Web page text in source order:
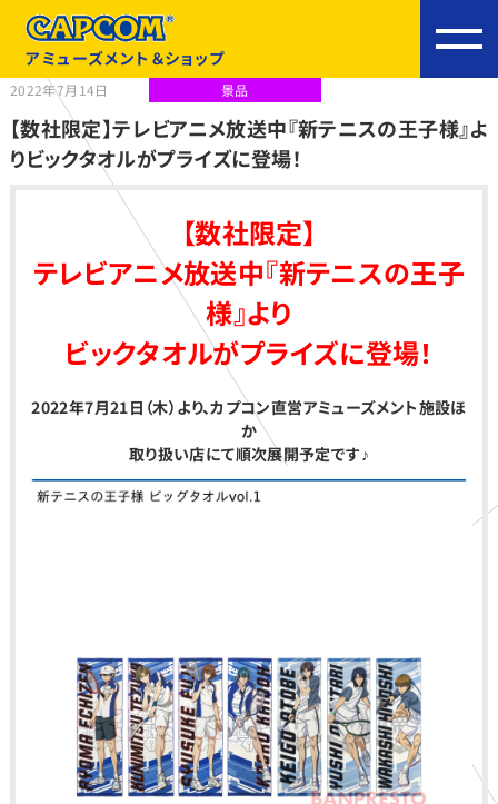
アミューズメント＆ショップ
2022年7月14日 景品
【数社限定】テレビアニメ放送中『新テニスの王子様』よ
りビックタオルがプライズに登場！
【数社限定】
テレビアニメ放送中『新テニスの王子
様』より
ビックタオルがプライズに登場！
2022年7月21日（木）より、カプコン直営アミューズメント施設ほ
か
取り扱い店にて順次展開予定です♪